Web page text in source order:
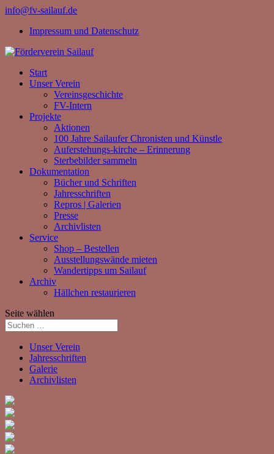
info@fv-sailauf.de
Impressum und Datenschutz
Start
Unser Verein
Vereinsgeschichte
FV-Intern
Projekte
Aktionen
100 Jahre Sailaufer Chronisten und Künstle
Auferstehungs-kirche – Erinnerung
Sterbebilder sammeln
Dokumentation
Bücher und Schriften
Jahresschriften
Repros | Galerien
Presse
Archivlisten
Service
Shop – Bestellen
Ausstellungswände mieten
Wandertipps um Sailauf
Archiv
Hällchen restaurieren
Seite wählen
Unser Verein
Jahresschriften
Galerie
Archivlisten